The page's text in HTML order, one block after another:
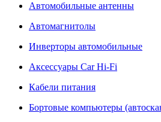
Автомобильные антенны
Автомагнитолы
Инверторы автомобильные
Аксессуары Car Hi-Fi
Кабели питания
Бортовые компьютеры